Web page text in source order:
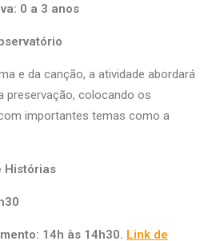
0 a 3 anos
e da canção, a atividade abordará
preservação, colocando os
importantes temas como a
Histórias
14h às 14h30. Link de